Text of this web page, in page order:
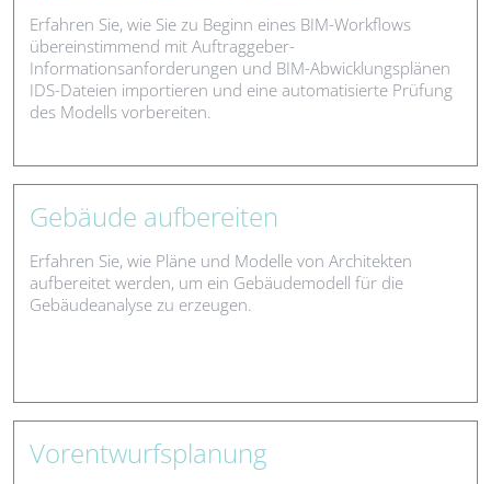
Erfahren Sie, wie Sie zu Beginn eines BIM-Workflows
übereinstimmend mit Auftraggeber-
Informationsanforderungen und BIM-Abwicklungsplänen
IDS-Dateien importieren und eine automatisierte Prüfung
des Modells vorbereiten.
Gebäude aufbereiten
Erfahren Sie, wie Pläne und Modelle von Architekten
aufbereitet werden, um ein Gebäudemodell für die
Gebäudeanalyse zu erzeugen.
Vorentwurfsplanung